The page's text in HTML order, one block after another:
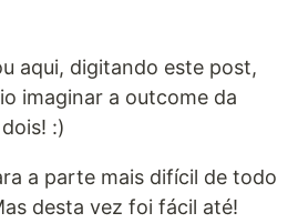
aqui, digitando este post,
imaginar a outcome da
:)
a parte mais difícil de todo
desta vez foi fácil até!